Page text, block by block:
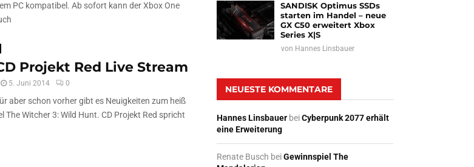
PC kompatibel. Ab sofort kann der Xbox One
Projekt Red Live Stream
5. Juni 2014 0
aber schon vorher gibt es Neuigkeiten zum heiß
The Witcher 3: Wild Hunt. CD Projekt Red spricht
SANDISK Optimus SSDs
starten im Handel – neue
GX C50 erweitert Xbox
Series X|S
von Hannes Linsbauer
NEUESTE KOMMENTARE
Hannes Linsbauer beiCyberpunk 2077 erhält
eine Erweiterung
Renate Busch beiGewinnspiel The